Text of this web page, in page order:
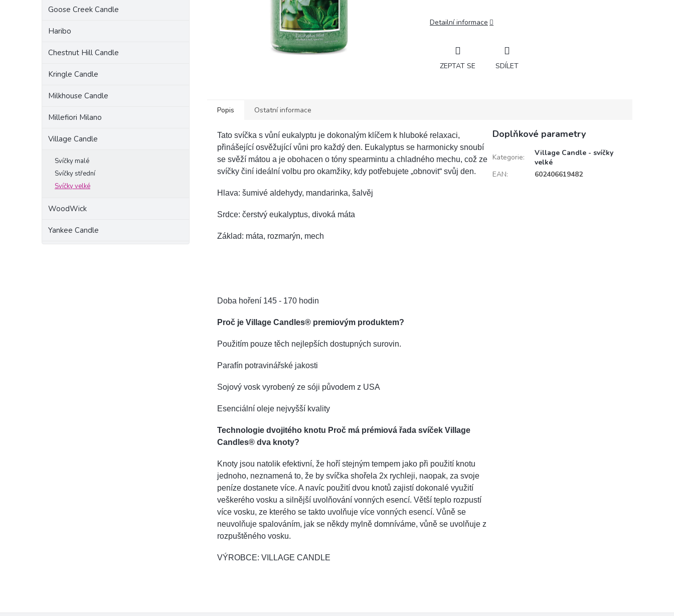
Goose Creek Candle
Haribo
Chestnut Hill Candle
Kringle Candle
Milkhouse Candle
Millefiori Milano
Village Candle
Svíčky malé
Svíčky střední
Svíčky velké
WoodWick
Yankee Candle
Detailní informace
ZEPTAT SE SDÍLET
Popis Ostatní informace
Tato svíčka s vůní eukalyptu je dokonalým klíčem k hluboké relaxaci,
přinášející osvěžující vůni pro každý den. Eukalyptus se harmonicky snoubí
se svěží mátou a je obohacen o tóny spearmintu a chladného mechu, což ze
svíčky činí ideální volbu pro okamžiky, kdy potřebujete „obnovit“ svůj den.
Hlava: šumivé aldehydy, mandarinka, šalvěj
Srdce: čerstvý eukalyptus, divoká máta
Základ: máta, rozmarýn, mech
Doba hoření 145 - 170 hodin
Proč je Village Candles® premiovým produktem?
Použitím pouze těch nejlepších dostupných surovin.
Parafín potravinářské jakosti
Sojový vosk vyrobený ze sóji původem z USA
Esenciální oleje nejvyšší kvality
Technologie dvojitého knotu Proč má prémiová řada svíček Village
Candles® dva knoty?
Knoty jsou natolik efektivní, že hoří stejným tempem jako při použití knotu
jednoho, neznamená to, že by svíčka shořela 2x rychleji, naopak, za svoje
peníze dostanete více. A navíc použití dvou knotů zajistí dokonalé využití
veškerého vosku a silnější uvolňování vonných esencí. Větší teplo rozpustí
více vosku, ze kterého se takto uvolňuje více vonných esencí. Vůně se
neuvolňuje spalováním, jak se někdy mylně domníváme, vůně se uvolňuje z
rozpuštěného vosku.
VÝROBCE: VILLAGE CANDLE
Doplňkové parametry
Kategorie:
Village Candle - svíčky
velké
EAN: 602406619482